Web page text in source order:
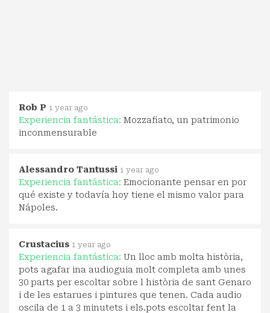
Rob P 1 year ago
Experiencia fantástica: Mozzafiato, un patrimonio
inconmensurable
Alessandro Tantussi 1 year ago
Experiencia fantástica: Emocionante pensar en por
qué existe y todavía hoy tiene el mismo valor para
Nápoles.
Crustacius 1 year ago
Experiencia fantástica: Un lloc amb molta història,
pots agafar ina audioguia molt completa amb unes
30 parts per escoltar sobre l història de sant Genaro
i de les estarues i pintures que tenen. Cada audio
oscila de 1 a 3 minutets i els.pots escoltar fent la